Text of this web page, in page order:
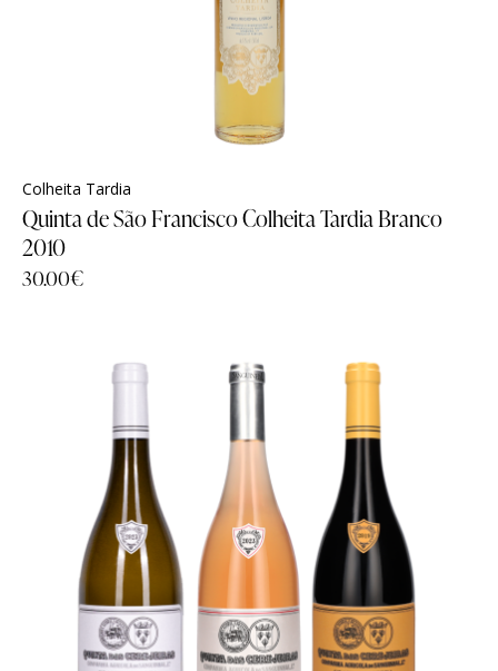
Colheita Tardia
Quinta de São Francisco Colheita Tardia Branco
2010
30.00€